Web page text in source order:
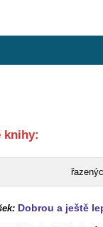
knihy:
Dobrou a ještě